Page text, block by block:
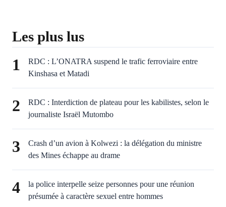
Les plus lus
1
RDC : L’ONATRA suspend le trafic ferroviaire entre
Kinshasa et Matadi
2
RDC : Interdiction de plateau pour les kabilistes, selon le
journaliste Israël Mutombo
3
Crash d’un avion à Kolwezi : la délégation du ministre
des Mines échappe au drame
4
la police interpelle seize personnes pour une réunion
présumée à caractère sexuel entre hommes